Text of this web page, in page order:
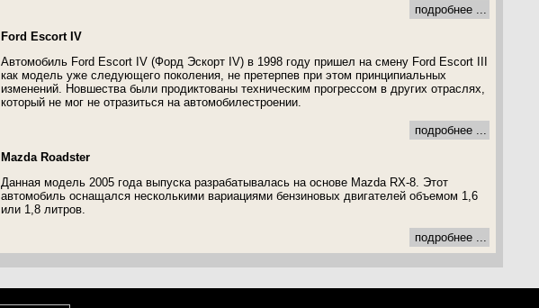
подробнее ...
Ford Escort IV
Автомобиль Ford Escort IV (Форд Эскорт IV) в 1998 году пришел на смену Ford Escort III
как модель уже следующего поколения, не претерпев при этом принципиальных
изменений. Новшества были продиктованы техническим прогрессом в других отраслях,
который не мог не отразиться на автомобилестроении.
подробнее ...
Mazda Roadster
Данная модель 2005 года выпуска разрабатывалась на основе Mazda RX-8. Этот
автомобиль оснащался несколькими вариациями бензиновых двигателей объемом 1,6
или 1,8 литров.
подробнее ...